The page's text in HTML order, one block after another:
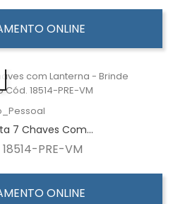
ONLINE
7 Chaves Com...
18514-PRE-VM
ONLINE